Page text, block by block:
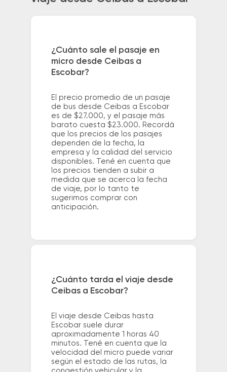
¿Cuánto sale el pasaje en
micro desde Ceibas a
Escobar?
El precio promedio de un pasaje
de bus desde Ceibas a Escobar
es de $27.000, y el pasaje más
barato cuesta $23.000. Recordá
que los precios de los pasajes
dependen de la fecha, la
empresa y la calidad del servicio
disponibles. Tené en cuenta que
los precios tienden a subir a
medida que se acerca la fecha
de viaje, por lo tanto te
sugerimos comprar con
anticipación.
¿Cuánto tarda el viaje desde
Ceibas a Escobar?
El viaje desde Ceibas hasta
Escobar suele durar
aproximadamente 1 horas 40
minutos. Tené en cuenta que la
velocidad del micro puede variar
según el estado de las rutas, la